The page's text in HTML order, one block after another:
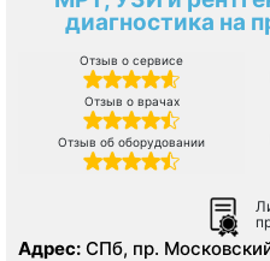
диагностика на
Отзыв о сервисе
Отзыв о врачах
Отзыв об оборудовании
Адрес: СПб, пр.